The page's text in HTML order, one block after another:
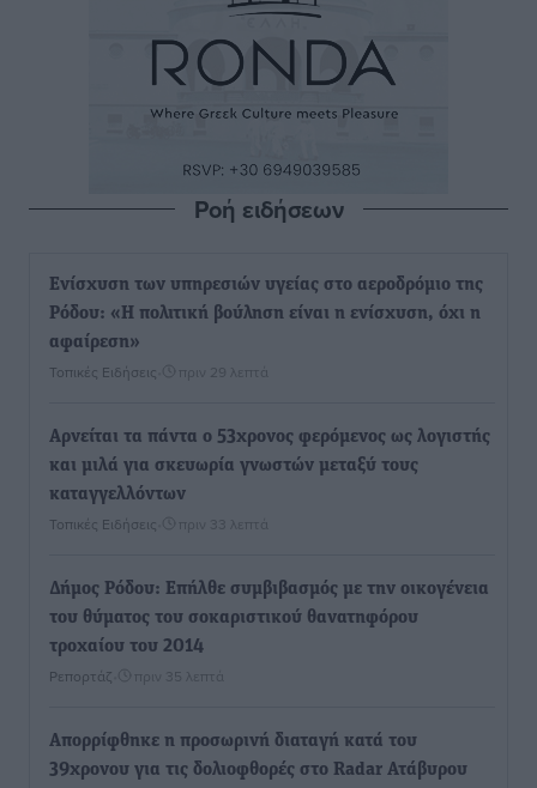
Ροή ειδήσεων
Ενίσχυση των υπηρεσιών υγείας στο αεροδρόμιο της
Ρόδου: «Η πολιτική βούληση είναι η ενίσχυση, όχι η
αφαίρεση»
Τοπικές Ειδήσεις πριν 29 λεπτά
Αρνείται τα πάντα ο 53χρονος φερόμενος ως λογιστής
και μιλά για σκευωρία γνωστών μεταξύ τους
καταγγελλόντων
Τοπικές Ειδήσεις πριν 33 λεπτά
Δήμος Ρόδου: Επήλθε συμβιβασμός με την οικογένεια
του θύματος του σοκαριστικού θανατηφόρου
τροχαίου του 2014
Ρεπορτάζ πριν 35 λεπτά
Απορρίφθηκε η προσωρινή διαταγή κατά του
39χρονου για τις δολιοφθορές στο Radar Ατάβυρου